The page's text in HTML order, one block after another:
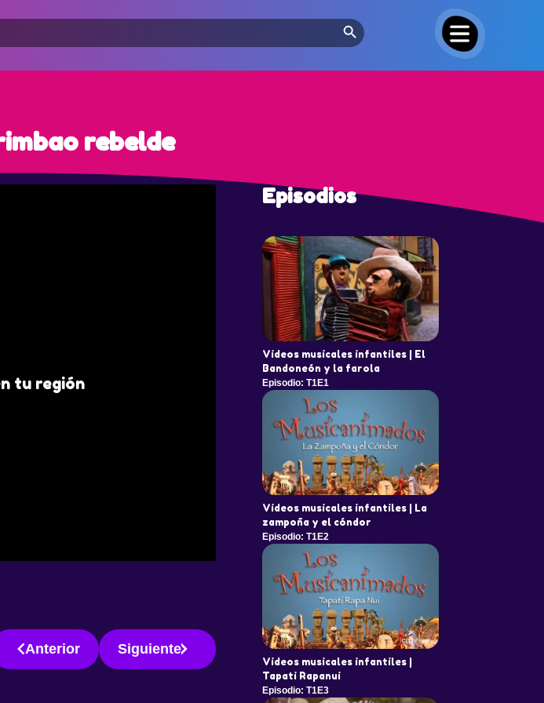
Search Button
rebelde
tu región
Anterior Siguiente
Episodios
Videos musicales infantiles | El
Bandoneón y la farola
Episodio: T1E1
Videos musicales infantiles | La
zampoña y el cóndor
Episodio: T1E2
Videos musicales infantiles |
Tapati Rapanui
Episodio: T1E3